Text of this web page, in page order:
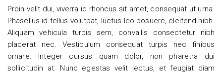
Proin velit dui, viverra id rhoncus sit amet, consequat ut urna.
Phasellus id tellus volutpat, luctus leo posuere, eleifend nibh.
Aliquam vehicula turpis sem, convallis consectetur nibh
placerat nec. Vestibulum consequat turpis nec finibus
ornare. Integer cursus quam dolor, non pharetra dui
sollicitudin at. Nunc egestas velit lectus, et feugiat diam